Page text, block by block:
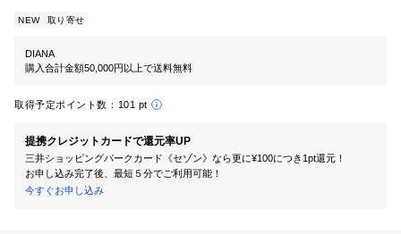
NEW 取り寄せ
DIANA
購入合計金額50,000円以上で送料無料
取得予定ポイント数： 101 pt
提携クレジットカードで還元率UP
三井ショッピングパークカード《セゾン》なら更に¥100につき1pt還元！
お申し込み完了後、最短５分でご利用可能！
今すぐお申し込み